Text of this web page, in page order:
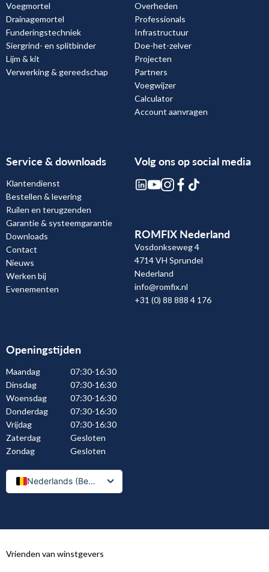
Voegmortel
Drainagemortel
Funderingstechniek
Siergrind- en splitbinder
Lijm & kit
Verwerking & gereedschap
Overheden
Professionals
Infrastructuur
Doe-het-zelver
Projecten
Partners
Voegwijzer
Calculator
Account aanvragen
Service & downloads
Klantendienst
Bestellen & levering
Ruilen en terugzenden
Garantie & systeemgarantie
Downloads
Contact
Nieuws
Werken bij
Evenementen
Volg ons op social media
ROMFIX Nederland
Vosdonkseweg 4
4714 VH Sprundel
Nederland
info@romfix.nl
+31 (0) 88 888 4 176
Openingstijden
Maandag
07:30-16:30
Dinsdag
07:30-16:30
Woensdag
07:30-16:30
Donderdag
07:30-16:30
Vrijdag
07:30-16:30
Zaterdag
Gesloten
Zondag
Gesloten
Nederlands (België)
Vrienden van winstgevers